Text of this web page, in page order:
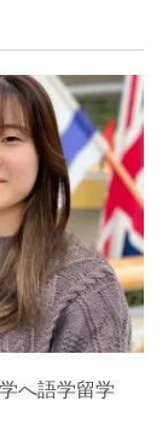
へ語学留学